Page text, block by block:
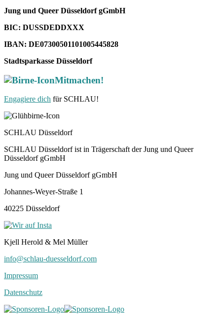
Jung und Queer Düsseldorf gGmbH
BIC: DUSSDEDDXXX
IBAN: DE07300501101005445828
Stadtsparkasse Düsseldorf
Mitmachen!
Engagiere dich für SCHLAU!
SCHLAU Düsseldorf
SCHLAU Düsseldorf ist in Trägerschaft der Jung und Queer
Düsseldorf gGmbH
Jung und Queer Düsseldorf gGmbH
Johannes-Weyer-Straße 1
40225 Düsseldorf
Kjell Herold & Mel Müller
info@schlau-duesseldorf.com
Impressum
Datenschutz